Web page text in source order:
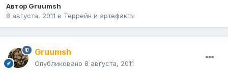
Автор Gruumsh
8 августа, 2011 в Террейн и артефакты
Gruumsh
Опубликовано 8 августа, 2011